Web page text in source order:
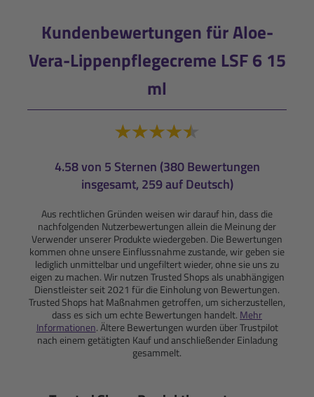
Kundenbewertungen für Aloe-
Vera-Lippenpflegecreme LSF 6 15
ml
4.58 von 5 Sternen (380 Bewertungen
insgesamt, 259 auf Deutsch)
Aus rechtlichen Gründen weisen wir darauf hin, dass die
nachfolgenden Nutzerbewertungen allein die Meinung der
Verwender unserer Produkte wiedergeben. Die Bewertungen
kommen ohne unsere Einflussnahme zustande, wir geben sie
lediglich unmittelbar und ungefiltert wieder, ohne sie uns zu
eigen zu machen. Wir nutzen Trusted Shops als unabhängigen
Dienstleister seit 2021 für die Einholung von Bewertungen.
Trusted Shops hat Maßnahmen getroffen, um sicherzustellen,
dass es sich um echte Bewertungen handelt. Mehr
Informationen. Ältere Bewertungen wurden über Trustpilot
nach einem getätigten Kauf und anschließender Einladung
gesammelt.